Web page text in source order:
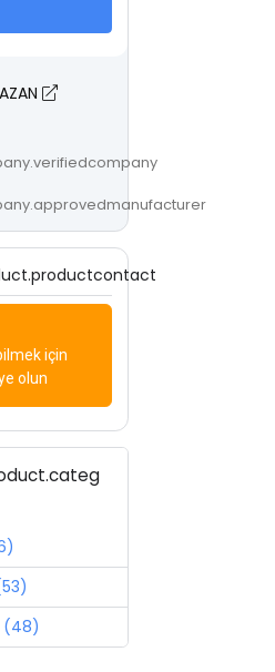
için
olun
(48)